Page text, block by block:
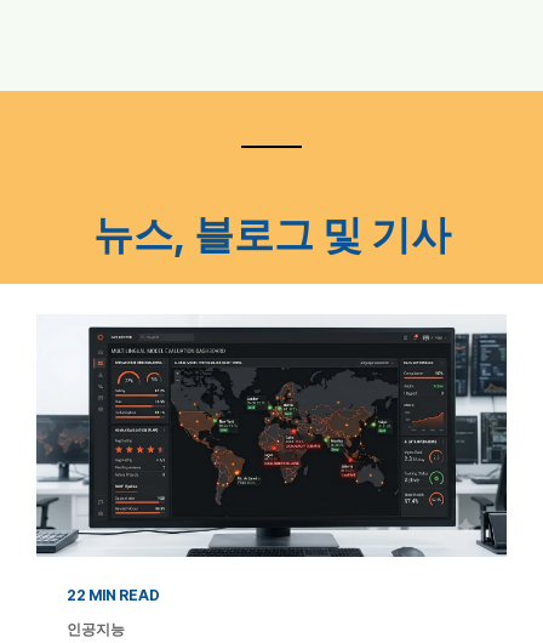
뉴스, 블로그 및 기사
22 MIN READ
인공지능